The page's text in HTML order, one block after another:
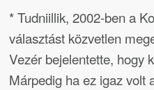
* Tudniillik, 2002-ben a
választást közvetlen
Vezér bejelentette, hogy
Márpedig ha ez igaz volt